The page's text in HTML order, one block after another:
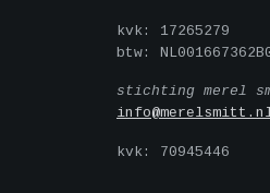
kvk: 17265279
btw:
stichting merel
kvk: 70945446